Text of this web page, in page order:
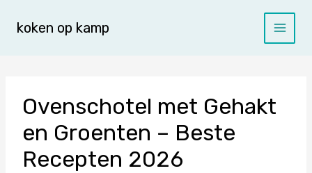
naarkoken op kamp
Ovenschotel met Gehakt
en Groenten – Beste
Recepten 2026